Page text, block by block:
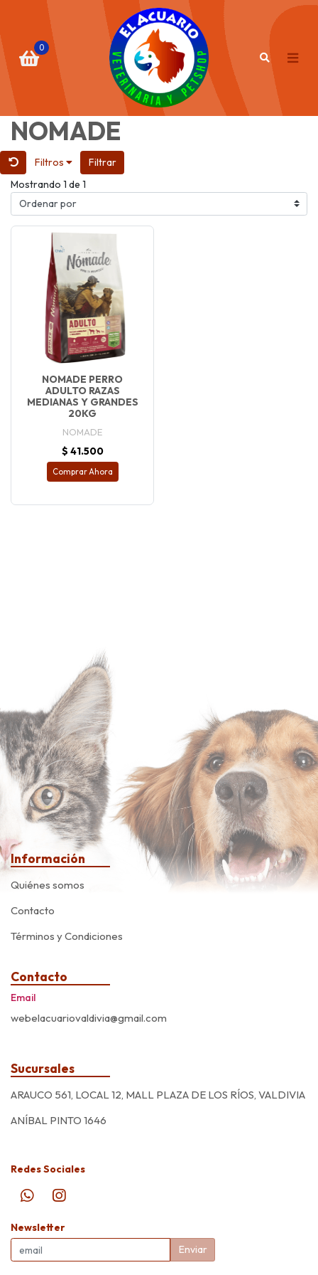
0
NOMADE
Filtros
Filtrar
Mostrando 1 de 1
NOMADE PERRO
ADULTO RAZAS
MEDIANAS Y GRANDES
20KG
NOMADE
$ 41.500
Comprar Ahora
Información
Quiénes somos
Contacto
Términos y Condiciones
Contacto
Email
webelacuariovaldivia@gmail.com
Sucursales
ARAUCO 561, LOCAL 12, MALL PLAZA DE LOS RÍOS, VALDIVIA
ANÍBAL PINTO 1646
Redes Sociales
Newsletter
Enviar